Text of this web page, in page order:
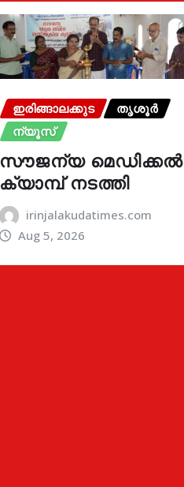
ഇരിങ്ങാലക്കുട
തൃശൂർ
ന്യൂസ്
സൗജന്യ മെഡിക്കൽ
ക്യാമ്പ് നടത്തി
irinjalakudatimes.com
Aug 5, 2026